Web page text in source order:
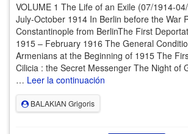
VOLUME 1 The Life of an Exile (07/1914-
July-October 1914 In Berlin before the War
Constantinople from BerlinThe First
1915 – February 1916 The General
Armenians at the Beginning of 1915 The
Cilicia : the Secret Messenger The Night of
… Leer la continuación
BALAKIAN Grigoris